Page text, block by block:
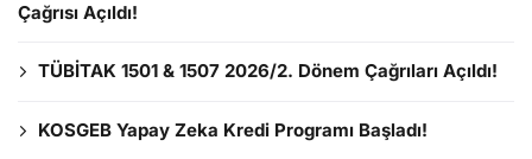
Çağrısı Açıldı!
TÜBİTAK 1501 & 1507 2026/2. Dönem Çağrıları Açıldı!
KOSGEB Yapay Zeka Kredi Programı Başladı!